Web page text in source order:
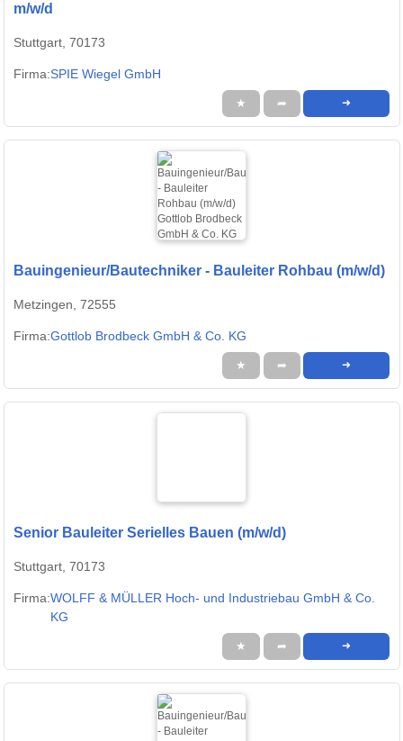
m/w/d
Stuttgart, 70173
Firma:SPIE Wiegel GmbH
★ ➦ ➜
Bauingenieur/Bautechniker - Bauleiter Rohbau (m/w/d)
Metzingen, 72555
Firma:Gottlob Brodbeck GmbH & Co. KG
★ ➦ ➜
Senior Bauleiter Serielles Bauen (m/w/d)
Stuttgart, 70173
Firma:WOLFF & MÜLLER Hoch- und Industriebau GmbH & Co.
KG
★ ➦ ➜